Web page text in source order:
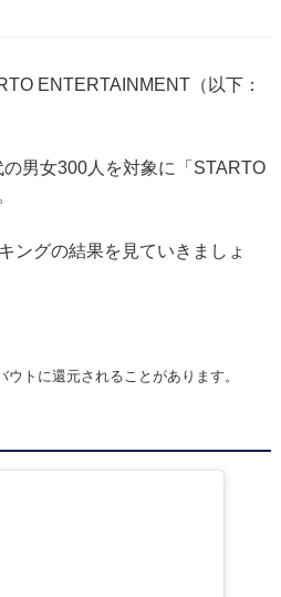
ENTERTAINMENT（以下：
男女300人を対象に「STARTO
ングの結果を見ていきましょ
トに還元されることがあります。